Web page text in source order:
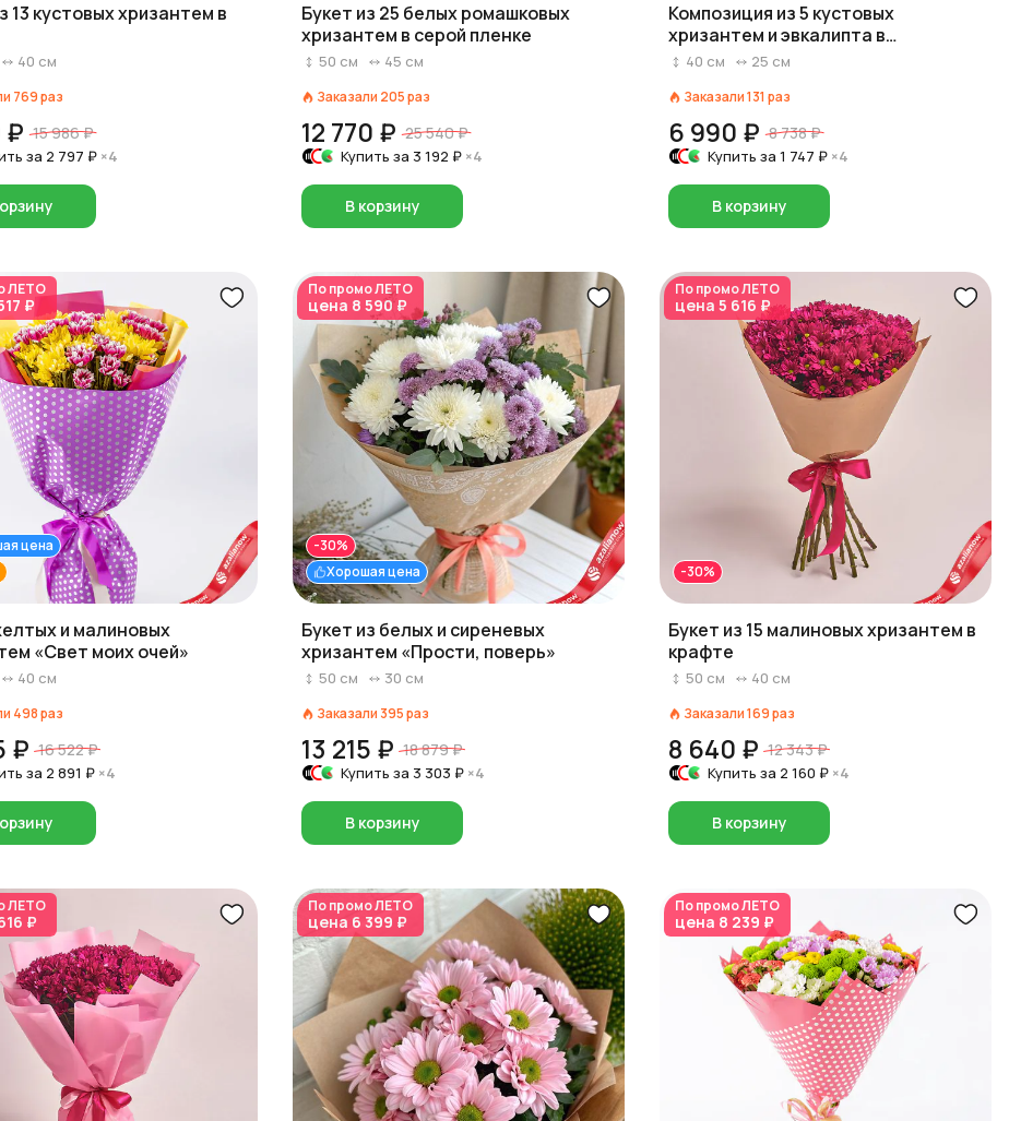
13 кустовых хризантем в
40 см
769раз
₽ 15 986 ₽
за 2 797 ₽ ×4
Букет из 25 белых ромашковых
хризантем в серой пленке
50 см 45 см
Заказали 205раз
12 770 ₽ 25 540 ₽
Купить за 3 192 ₽ ×4
В корзину
Композиция из 5 кустовых
хризантем и эвкалипта в
крафтовой упаковке «Бургундия»
40 см 25 см
Заказали131 раз
6 990 ₽ 8 738 ₽
Купить за 1 747 ₽ ×4
В корзину
ЛЕТО
₽
цена
и малиновых
«Свет моих очей»
40 см
498раз
₽ 16 522 ₽
за 2 891 ₽ ×4
По промоЛЕТО
цена 8 590 ₽
Хорошая цена
-30%
Букет из белых и сиреневых
хризантем «Прости, поверь»
50 см 30 см
Заказали 395раз
13 215 ₽ 18 879 ₽
Купить за 3 303 ₽ ×4
В корзину
По промоЛЕТО
цена 5 616 ₽
-30%
Букет из 15 малиновых хризантем в
крафте
50 см 40 см
Заказали169раз
8 640 ₽ 12 343 ₽
Купить за 2 160 ₽ ×4
В корзину
ЛЕТО
₽
По промоЛЕТО
цена 6 399 ₽
По промоЛЕТО
цена 8 239 ₽